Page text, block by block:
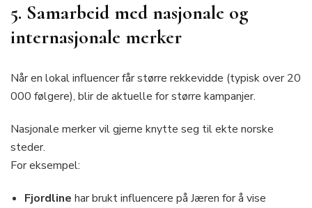
5. Samarbeid med nasjonale og
internasjonale merker
Når en lokal influencer får større rekkevidde (typisk over 20
000 følgere), blir de aktuelle for større kampanjer.
Nasjonale merker vil gjerne knytte seg til ekte norske
steder.
For eksempel:
Fjordline har brukt influencere på Jæren for å vise